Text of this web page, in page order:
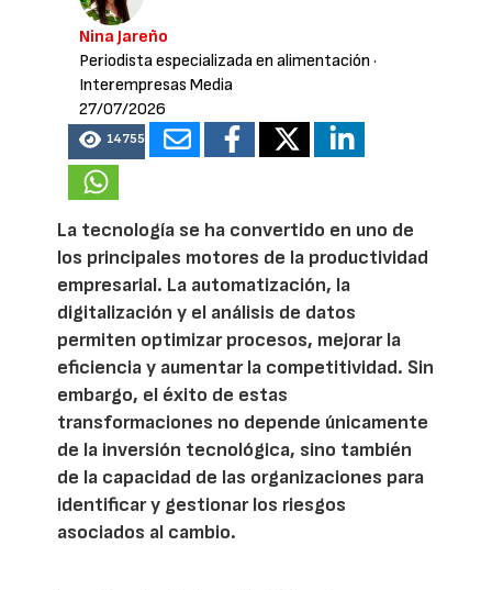
Nina Jareño
Periodista especializada en alimentación ·
Interempresas Media
27/07/2026
14755
La tecnología se ha convertido en uno de
los principales motores de la productividad
empresarial. La automatización, la
digitalización y el análisis de datos
permiten optimizar procesos, mejorar la
eficiencia y aumentar la competitividad. Sin
embargo, el éxito de estas
transformaciones no depende únicamente
de la inversión tecnológica, sino también
de la capacidad de las organizaciones para
identificar y gestionar los riesgos
asociados al cambio.